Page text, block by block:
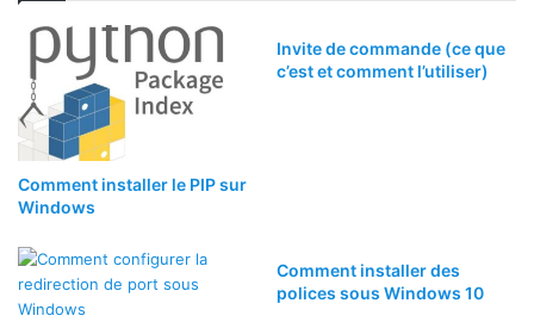
Comment installer le PIP sur
Windows
Invite de commande (ce que
c’est et comment l’utiliser)
Comment installer des
polices sous Windows 10